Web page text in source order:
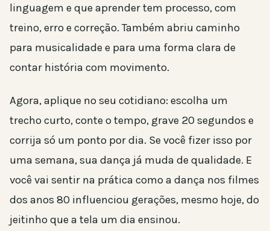
linguagem e que aprender tem processo, com
treino, erro e correção. Também abriu caminho
para musicalidade e para uma forma clara de
contar história com movimento.
Agora, aplique no seu cotidiano: escolha um
trecho curto, conte o tempo, grave 20 segundos e
corrija só um ponto por dia. Se você fizer isso por
uma semana, sua dança já muda de qualidade. E
você vai sentir na prática como a dança nos filmes
dos anos 80 influenciou gerações, mesmo hoje, do
jeitinho que a tela um dia ensinou.